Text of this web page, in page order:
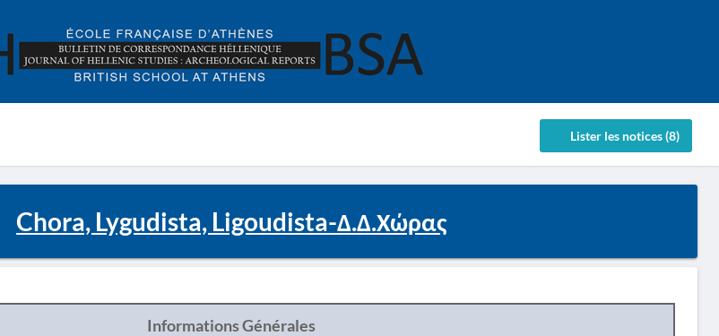
Lister les notices (8)
Chora, Lygudista, Ligoudista-Δ.Δ.Χώρας
Informations Générales